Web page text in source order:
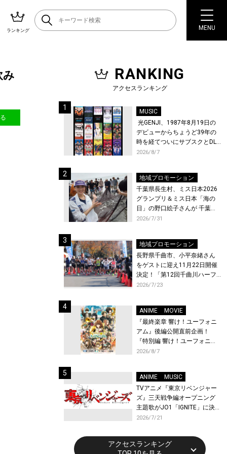
ランキング MENU
み RANKING
アクセスランキング
MUSIC
光GENJI、1987年8月19日の
デビューからちょうど39年の
時を経てついにサブスクとDL
配信が解禁！
2026/8/7
地域プロモーション
千葉県長生村、ミス日本2026
グランプリ＆ミス日本「海の
日」の野口絵子さんが 千葉県
唯一の村・長生村で地引網を
2026/7/31
地域プロモーション
長野県千曲市、小平奈緒さん
をゲストに迎え11月22日開催
決定！「第12回千曲川ハーフ
マラソン」エントリー受付開
2026/7/23
ANIME
MOVIE
『最終楽章 響け！ユーフォニ
アム』後編公開直前企画！
『特別編 響け！ユーフォニア
ム〜アンサンブルコンテス
映が決定！
2026/8/7
ANIME
MUSIC
TVアニメ『東京リベンジャー
ズ』三天戦争編オープニング
主題歌がJO1「IGNITE」に決
定！メンバー全員から喜びと
トが到着！9月に東京・大阪で
先行上映会を開催！
2026/7/21
アクセスランキング